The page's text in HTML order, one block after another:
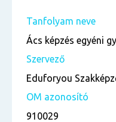
Tanfolyam neve
Ács képzés egyéni
Szervező
Eduforyou
OM azonosító
910029